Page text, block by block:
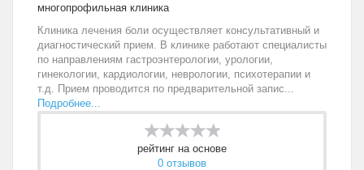
многопрофильная клиника
Клиника лечения боли осуществляет консультативный и
диагностический прием. В клинике работают специалисты
по направлениям гастроэнтерологии, урологии,
гинекологии, кардиологии, неврологии, психотерапии и
т.д. Прием проводится по предварительной запис...
Подробнее...
рейтинг на основе
0 отзывов